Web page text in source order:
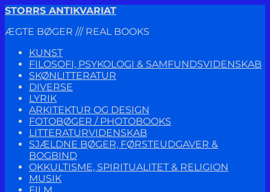
Spring
navigation
Spring
indhold
STORRS ANTIKVARIAT
ÆGTE BØGER /// REAL BOOKS
KUNST
FILOSOFI, PSYKOLOGI & SAMFUNDSVIDENSKAB
SKØNLITTERATUR
DIVERSE
LYRIK
ARKITEKTUR OG DESIGN
FOTOBØGER / PHOTOBOOKS
LITTERATURVIDENSKAB
SJÆLDNE BØGER, FØRSTEUDGAVER &
BOGBIND
OKKULTISME, SPIRITUALITET & RELIGION
MUSIK